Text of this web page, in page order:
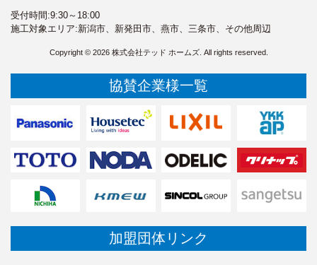
受付時間:9:30～18:00
施工対象エリア:新潟市、新発田市、燕市、三条市、その他周辺
Copyright © 2026 株式会社テッド ホームズ. All rights reserved.
協賛企業様一覧
加盟団体リンク